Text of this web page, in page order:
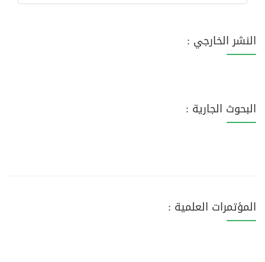
النشر الخارجي :
البحوث الجارية :
المؤتمرات العلمية :